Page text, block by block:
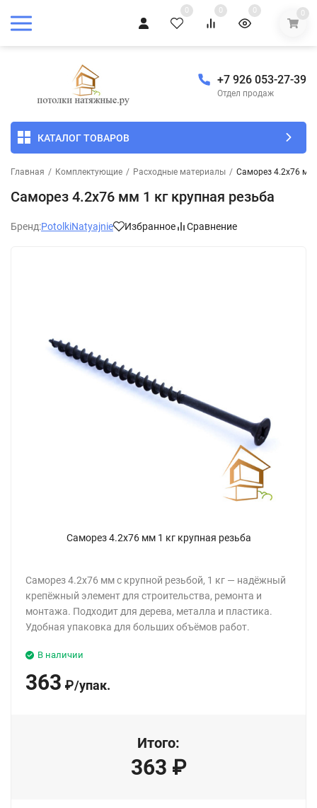
0 0 0 0
+7 926 053-27-39
Отдел продаж
КАТАЛОГ ТОВАРОВ
Главная / Комплектующие / Расходные материалы / Саморез 4.2х76 мм
Саморез 4.2х76 мм 1 кг крупная резьба
Бренд:PotolkiNatyajnie Избранное Сравнение
Саморез 4.2х76 мм 1 кг крупная резьба
Саморез 4.2х76 мм с крупной резьбой, 1 кг — надёжный
крепёжный элемент для строительства, ремонта и
монтажа. Подходит для дерева, металла и пластика.
Удобная упаковка для больших объёмов работ.
В наличии
363 ₽/упак.
Итого:
363 ₽